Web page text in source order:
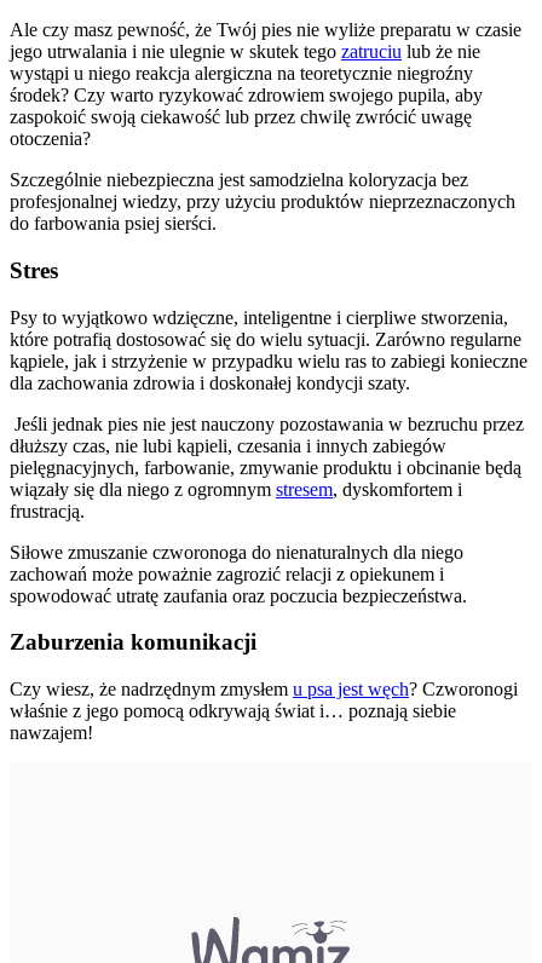
Ale czy masz pewność, że Twój pies nie wyliże preparatu w czasie
jego utrwalania i nie ulegnie w skutek tego zatruciu lub że nie
wystąpi u niego reakcja alergiczna na teoretycznie niegroźny
środek? Czy warto ryzykować zdrowiem swojego pupila, aby
zaspokoić swoją ciekawość lub przez chwilę zwrócić uwagę
otoczenia?
Szczególnie niebezpieczna jest samodzielna koloryzacja bez
profesjonalnej wiedzy, przy użyciu produktów nieprzeznaczonych
do farbowania psiej sierści.
Stres
Psy to wyjątkowo wdzięczne, inteligentne i cierpliwe stworzenia,
które potrafią dostosować się do wielu sytuacji. Zarówno regularne
kąpiele, jak i strzyżenie w przypadku wielu ras to zabiegi konieczne
dla zachowania zdrowia i doskonałej kondycji szaty.
Jeśli jednak pies nie jest nauczony pozostawania w bezruchu przez
dłuższy czas, nie lubi kąpieli, czesania i innych zabiegów
pielęgnacyjnych, farbowanie, zmywanie produktu i obcinanie będą
wiązały się dla niego z ogromnym stresem, dyskomfortem i
frustracją.
Siłowe zmuszanie czworonoga do nienaturalnych dla niego
zachowań może poważnie zagrozić relacji z opiekunem i
spowodować utratę zaufania oraz poczucia bezpieczeństwa.
Zaburzenia komunikacji
Czy wiesz, że nadrzędnym zmysłem u psa jest węch? Czworonogi
właśnie z jego pomocą odkrywają świat i… poznają siebie
nawzajem!